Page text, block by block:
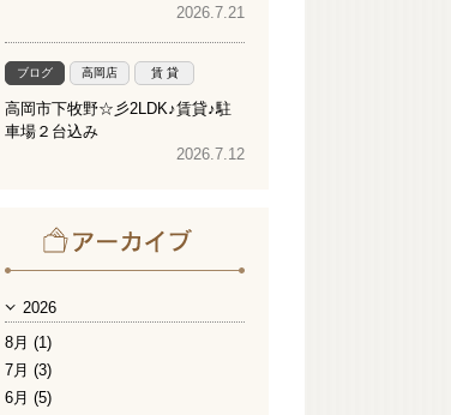
2026.7.21
ブログ 高岡店 賃 貸
高岡市下牧野☆彡2LDK♪賃貸♪駐
車場２台込み
2026.7.12
2026
8月 (1)
7月 (3)
6月 (5)